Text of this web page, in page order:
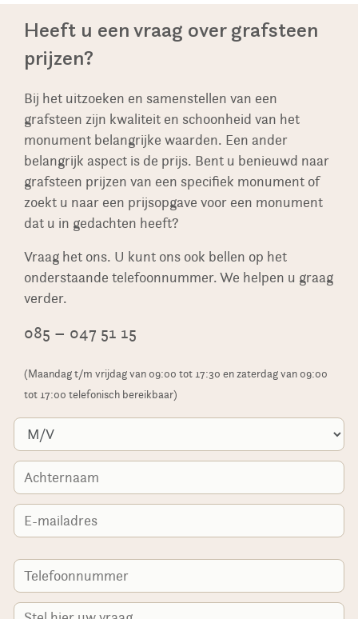
Heeft u een vraag over grafsteen
prijzen?
Bij het uitzoeken en samenstellen van een
grafsteen zijn kwaliteit en schoonheid van het
monument belangrijke waarden. Een ander
belangrijk aspect is de prijs. Bent u benieuwd naar
grafsteen prijzen van een specifiek monument of
zoekt u naar een prijsopgave voor een monument
dat u in gedachten heeft?
Vraag het ons. U kunt ons ook bellen op het
onderstaande telefoonnummer. We helpen u graag
verder.
085 – 047 51 15
(Maandag t/m vrijdag van 09:00 tot 17:30 en zaterdag van 09:00
tot 17:00 telefonisch bereikbaar)